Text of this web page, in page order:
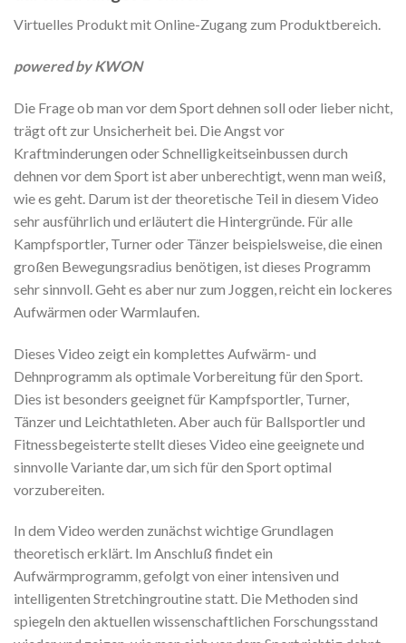
Virtuelles Produkt mit Online-Zugang zum Produktbereich.
powered by KWON
Die Frage ob man vor dem Sport dehnen soll oder lieber nicht,
trägt oft zur Unsicherheit bei. Die Angst vor
Kraftminderungen oder Schnelligkeitseinbussen durch
dehnen vor dem Sport ist aber unberechtigt, wenn man weiß,
wie es geht. Darum ist der theoretische Teil in diesem Video
sehr ausführlich und erläutert die Hintergründe. Für alle
Kampfsportler, Turner oder Tänzer beispielsweise, die einen
großen Bewegungsradius benötigen, ist dieses Programm
sehr sinnvoll. Geht es aber nur zum Joggen, reicht ein lockeres
Aufwärmen oder Warmlaufen.
Dieses Video zeigt ein komplettes Aufwärm- und
Dehnprogramm als optimale Vorbereitung für den Sport.
Dies ist besonders geeignet für Kampfsportler, Turner,
Tänzer und Leichtathleten. Aber auch für Ballsportler und
Fitnessbegeisterte stellt dieses Video eine geeignete und
sinnvolle Variante dar, um sich für den Sport optimal
vorzubereiten.
In dem Video werden zunächst wichtige Grundlagen
theoretisch erklärt. Im Anschluß findet ein
Aufwärmprogramm, gefolgt von einer intensiven und
intelligenten Stretchingroutine statt. Die Methoden sind
spiegeln den aktuellen wissenschaftlichen Forschungsstand